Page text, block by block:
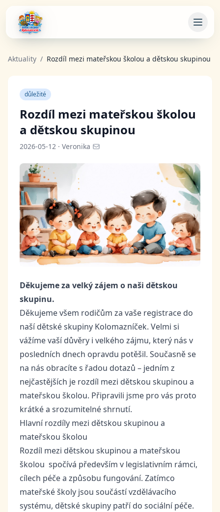
Aktuality / Rozdíl mezi mateřskou školou a dětskou skupinou
důležité
Rozdíl mezi mateřskou školou
a dětskou skupinou
2026-05-12 · Veronika
Děkujeme za velký zájem o naši dětskou
skupinu.
Děkujeme všem rodičům za vaše registrace do
naší dětské skupiny Kolomazníček. Velmi si
vážíme vaší důvěry i velkého zájmu, který nás v
posledních dnech opravdu potěšil. Současně se
na nás obracíte s řadou dotazů – jedním z
nejčastějších je rozdíl mezi dětskou skupinou a
mateřskou školou. Připravili jsme pro vás proto
krátké a srozumitelné shrnutí.
Hlavní rozdíly mezi dětskou skupinou a
mateřskou školou
Rozdíl mezi dětskou skupinou a mateřskou
školou spočívá především v legislativním rámci,
cílech péče a způsobu fungování. Zatímco
mateřské školy jsou součástí vzdělávacího
systému, dětské skupiny patří do sociální péče.